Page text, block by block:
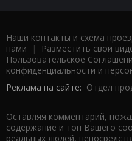
Наши контакты и схема
нами | Разместить свои
Пользовательское
конфиденциальности и
Реклама на сайте: Отдел
Оставляя комментарий,
содержание и тон Вашего
реальных людей,